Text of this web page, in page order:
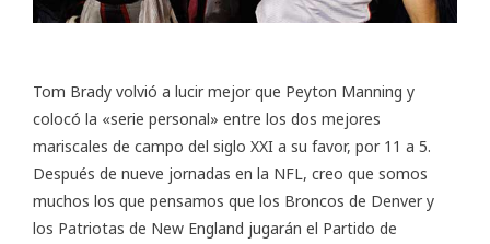
Tom Brady volvió a lucir mejor que Peyton Manning y
colocó la «serie personal» entre los dos mejores
mariscales de campo del siglo XXI a su favor, por 11 a 5.
Después de nueve jornadas en la NFL, creo que somos
muchos los que pensamos que los Broncos de Denver y
los Patriotas de New England jugarán el Partido de